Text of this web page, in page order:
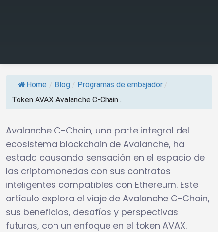
Home / Blog / Programas de embajador /
Token AVAX Avalanche C-Chain...
Avalanche C-Chain, una parte integral del
ecosistema blockchain de Avalanche, ha
estado causando sensación en el espacio de
las criptomonedas con sus contratos
inteligentes compatibles con Ethereum. Este
artículo explora el viaje de Avalanche C-Chain,
sus beneficios, desafíos y perspectivas
futuras, con un enfoque en el token AVAX.